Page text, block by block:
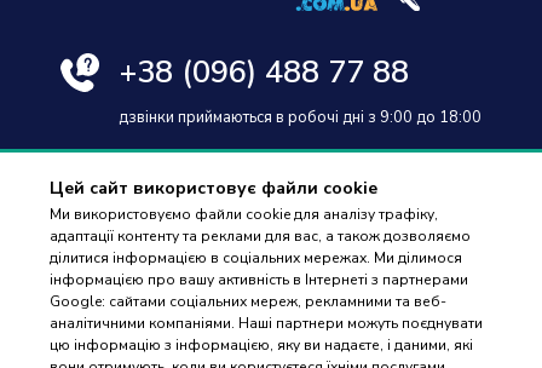
Цей сайт використовує файли cookie
Ми використовуємо файли cookie для аналізу трафіку,
адаптації контенту та реклами для вас, а також дозволяємо
ділитися інформацією в соціальних мережах. Ми ділимося
інформацією про вашу активність в Інтернеті з партнерами
Google: сайтами соціальних мереж, рекламними та веб-
аналітичними компаніями. Наші партнери можуть поєднувати
цю інформацію з інформацією, яку ви надаєте, і даними, які
+38 (096) 488 77 88
дзвінки приймаються в робочі дні з 9:00 до 18:00
Оплата та доставка
Гарантія і повернення
Контакти